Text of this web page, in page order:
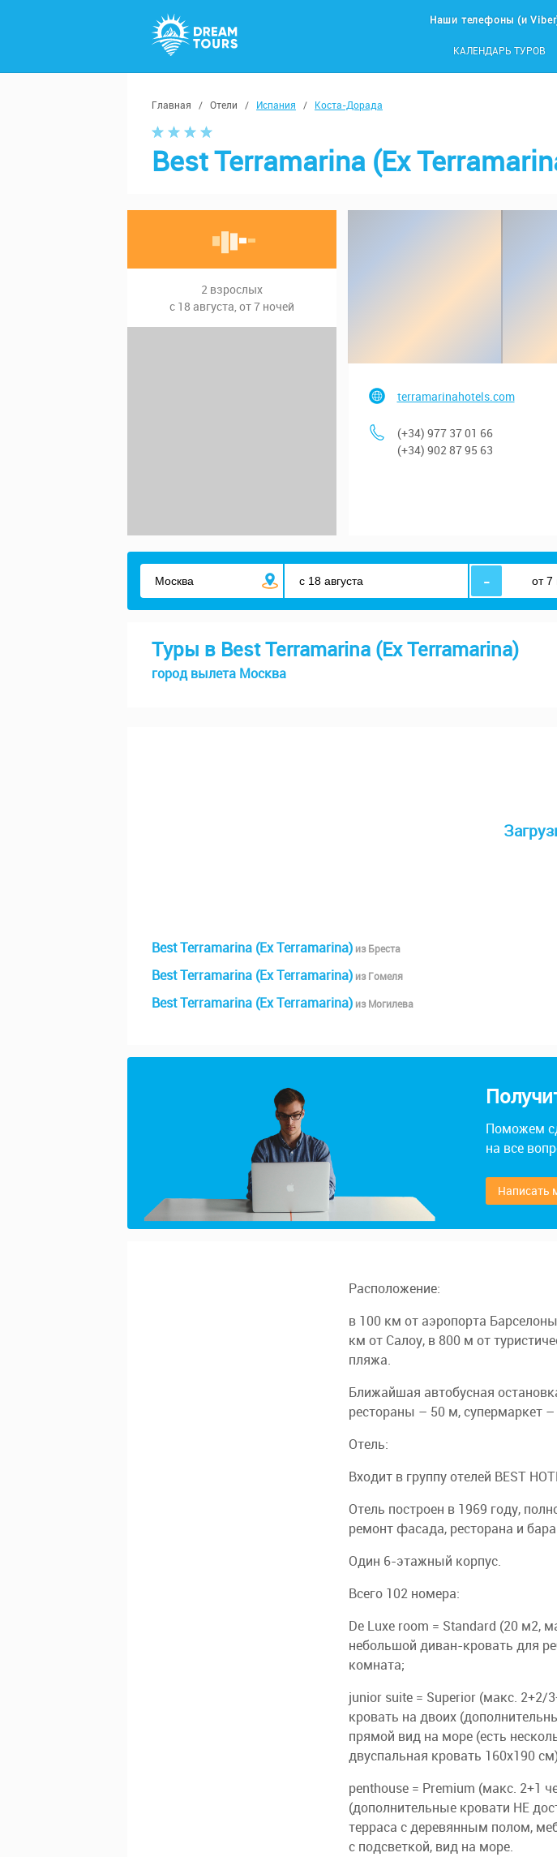
Наши телефоны (и
КАЛЕНДАРЬ ТУРОВ
Главная / Отели / Испания / Коста-Дорада
Best Terramarina (Ex
2 взрослых
с 18 августа, от 7 ночей
terramarinahotels.com
(+34) 977 37 01 66
(+34) 902 87 95 63
-
Туры в Best Terramarina (Ex Terramarina)
город вылета Москва
Best Terramarina (Ex Terramarina) из Бреста
Best Terramarina (Ex Terramarina) из Гомеля
Best Terramarina (Ex Terramarina) из Могилева
Поможем
на все
Написать
Расположение:
в 100 км от аэропорта
км от Салоу, в 800 м от
пляжа.
Ближайшая автобусная
рестораны – 50 м, супермаркет
Отель:
Входит в группу отелей BEST
Отель построен в 1969 году,
ремонт фасада, ресторана и
Один 6-этажный корпус.
Всего 102 номера:
De Luxe room = Standard (20 м2,
небольшой диван-кровать для
комната;
junior suite = Superior (макс. 2+2/
кровать на двоих
прямой вид на море (есть
двуспальная кровать 160х190
penthouse = Premium (макс. 2+1
(дополнительные кровати НЕ
терраса с деревянным полом,
с подсветкой, вид на море.